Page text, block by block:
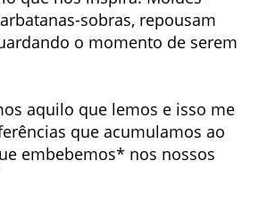
sobras, repousam
o momento de serem
aquilo que lemos e isso me
que acumulamos ao
embebemos* nos nossos